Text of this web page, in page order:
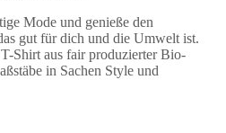
Mode und genieße den
gut für dich und die Umwelt ist.
Shirt aus fair produzierter Bio-
in Sachen Style und